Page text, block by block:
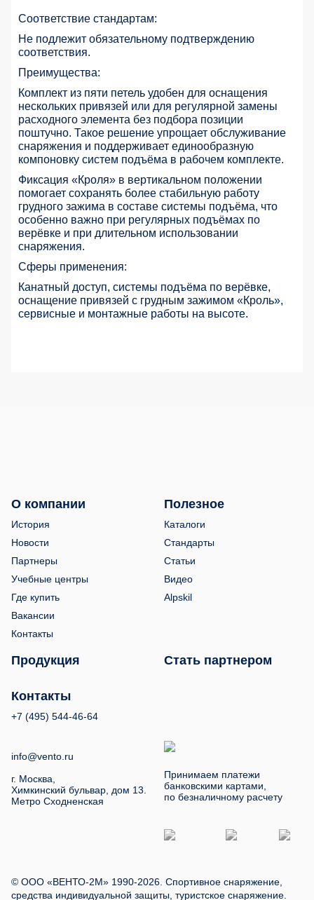
Соответствие стандартам:
Не подлежит обязательному подтверждению
соответствия.
Преимущества:
Комплект из пяти петель удобен для оснащения
нескольких привязей или для регулярной замены
расходного элемента без подбора позиции
поштучно. Такое решение упрощает обслуживание
снаряжения и поддерживает единообразную
компоновку систем подъёма в рабочем комплекте.
Фиксация «Кроля» в вертикальном положении
помогает сохранять более стабильную работу
грудного зажима в составе системы подъёма, что
особенно важно при регулярных подъёмах по
верёвке и при длительном использовании
снаряжения.
Сферы применения:
Канатный доступ, системы подъёма по верёвке,
оснащение привязей с грудным зажимом «Кроль»,
сервисные и монтажные работы на высоте.
О компании
История
Новости
Партнеры
Учебные центры
Где купить
Вакансии
Контакты
Полезное
Каталоги
Стандарты
Статьи
Видео
Alpskil
Продукция Стать партнером
Контакты
+7 (495) 544-46-64
info@vento.ru
г. Москва,
Химкинский бульвар, дом 13.
Метро Сходненская
Принимаем платежи
банковскими картами,
по безналичному расчету
© ООО «ВЕНТО-2М» 1990-2026. Спортивное снаряжение,
средства индивидуальной защиты, туристское снаряжение.